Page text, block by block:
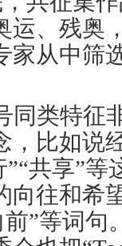
运、残奥
家从中筛
类特征
，比如说
”“共享”
向往和希
前”等词